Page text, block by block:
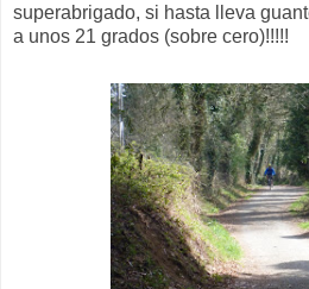
superabrigado, si hasta lleva
a unos 21 grados (sobre cero)!!!!!